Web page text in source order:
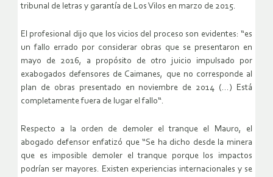
tribunal de letras y garantía de Los Vilos en marzo de 2015.
El profesional dijo que los vicios del proceso son evidentes: “es
un fallo errado por considerar obras que se presentaron en
mayo de 2016, a propósito de otro juicio impulsado por
exabogados defensores de Caimanes, que no corresponde al
plan de obras presentado en noviembre de 2014 (…) Está
completamente fuera de lugar el fallo“.
Respecto a la orden de demoler el tranque el Mauro, el
abogado defensor enfatizó que “Se ha dicho desde la minera
que es imposible demoler el tranque porque los impactos
podrían ser mayores. Existen experiencias internacionales y se